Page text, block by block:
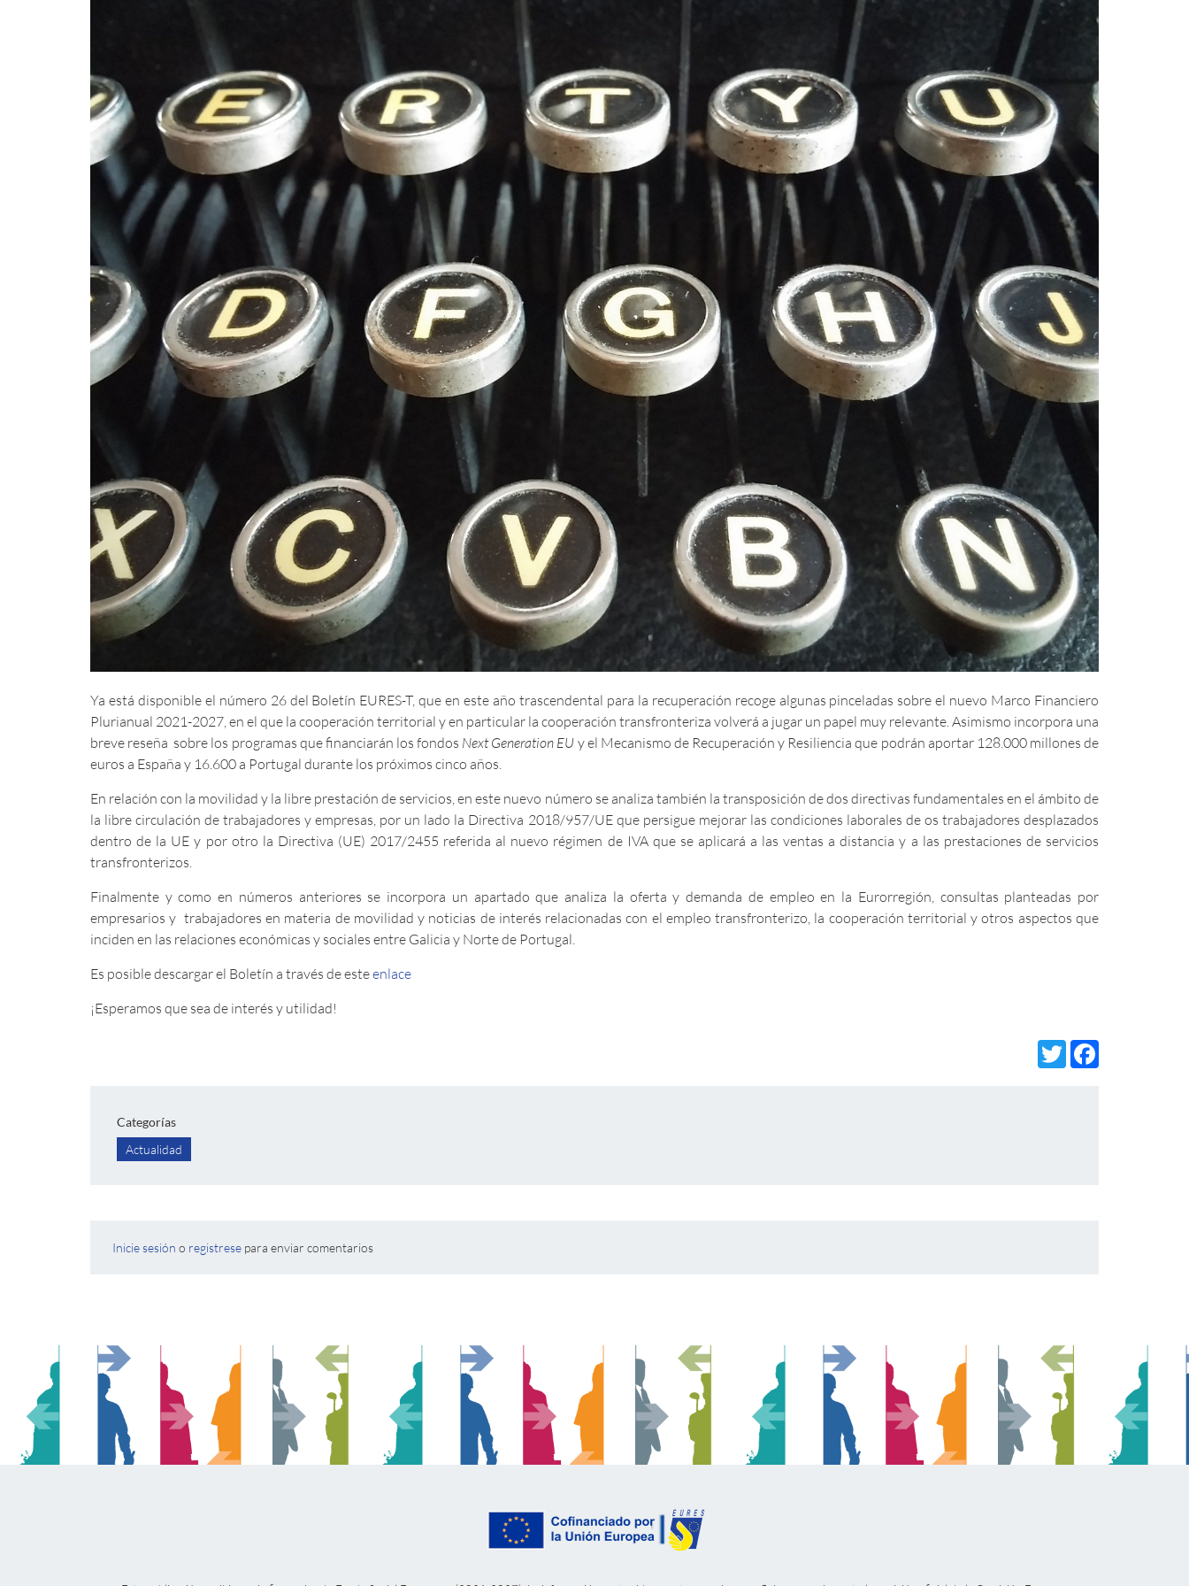
Ya está disponible el número 26 del Boletín EURES-T, que en este año trascendental para la recuperación recoge algunas pinceladas sobre el nuevo Marco Financiero
Plurianual 2021-2027, en el que la cooperación territorial y en particular la cooperación transfronteriza volverá a jugar un papel muy relevante. Asimismo incorpora una
breve reseña sobre los programas que financiarán los fondos Next Generation EU y el Mecanismo de Recuperación y Resiliencia que podrán aportar 128.000 millones de
euros a España y 16.600 a Portugal durante los próximos cinco años.
En relación con la movilidad y la libre prestación de servicios, en este nuevo número se analiza también la transposición de dos directivas fundamentales en el ámbito de
la libre circulación de trabajadores y empresas, por un lado la Directiva 2018/957/UE que persigue mejorar las condiciones laborales de os trabajadores desplazados
dentro de la UE y por otro la Directiva (UE) 2017/2455 referida al nuevo régimen de IVA que se aplicará a las ventas a distancia y a las prestaciones de servicios
transfronterizos.
Finalmente y como en números anteriores se incorpora un apartado que analiza la oferta y demanda de empleo en la Eurorregión, consultas planteadas por
empresarios y trabajadores en materia de movilidad y noticias de interés relacionadas con el empleo transfronterizo, la cooperación territorial y otros aspectos que
inciden en las relaciones económicas y sociales entre Galicia y Norte de Portugal.
Es posible descargar el Boletín a través de esteenlace
¡Esperamos que sea de interés y utilidad!
Twitter
Categorías
Actualidad
Inicie sesión o registrese para enviar comentarios